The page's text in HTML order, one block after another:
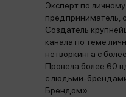
Эксперт по
предприниматель,
Создатель
канала по теме
нетворкинга с
Провела более 60
с людьми-
Брендом».